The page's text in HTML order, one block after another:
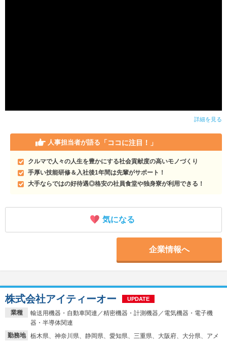
詳細を見る
人事担当者が語る 「ココに注目！」
クルマで人々の人生を豊かにする社会貢献度の高いモノづくり
手厚い技能研修＆入社後1年間は先輩がサポート！
大手ならではの好待遇◎格安の社員食堂や独身寮が利用できる！
気になる
企業情報へ
業種
輸送用機器・自動車関連／精密機器・計測機器／電気機器・電子機
器・半導体関連
勤務地
栃木県、神奈川県、静岡県、愛知県、三重県、大阪府、大分県、アメ
株式会社アイティーオー UPDATE